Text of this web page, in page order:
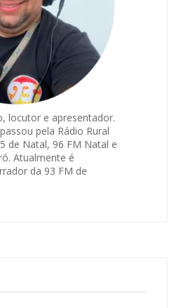
locutor e apresentador.
pela Rádio Rural
de Natal, 96 FM Natal e
Atualmente é
da 93 FM de